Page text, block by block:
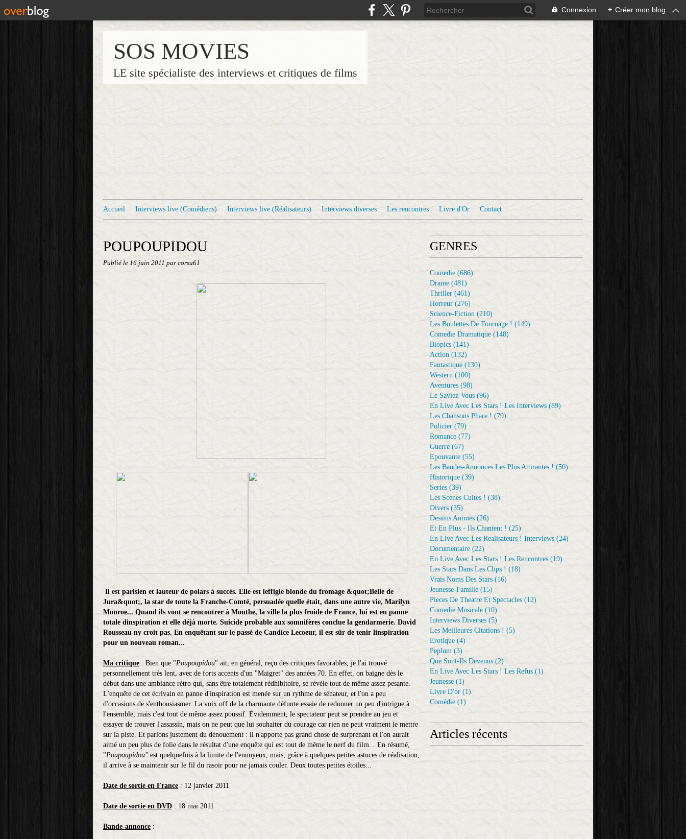
Connexion + Créer mon blog
SOS MOVIES
LE site spécialiste des interviews et critiques de films
Accueil Interviews live (Comédiens) Interviews live (Réalisateurs) Interviews diverses Les rencontres Livre d'Or Contact
POUPOUPIDOU
Publié le 16 juin 2011 par corsu61
Il est parisien et lauteur de polars à succès. Elle est leffigie blonde du fromage &quot;Belle de
Jura&quot;, la star de toute la Franche-Comté, persuadée quelle était, dans une autre vie, Marilyn
Monroe... Quand ils vont se rencontrer à Mouthe, la ville la plus froide de France, lui est en panne
totale dinspiration et elle déjà morte. Suicide probable aux somnifères conclue la gendarmerie. David
Rousseau ny croit pas. En enquêtant sur le passé de Candice Lecoeur, il est sûr de tenir linspiration
pour un nouveau roman...
Ma critique : Bien que "Poupoupidou" ait, en général, reçu des critiques favorables, je l'ai trouvé
personnellement très lent, avec de forts accents d'un "Maigret" des années 70. En effet, on baigne dès le
début dans une ambiance rétro qui, sans être totalement rédhibitoire, se révèle tout de même assez pesante.
L'enquête de cet écrivain en panne d'inspiration est menée sur un rythme de sénateur, et l'on a peu
d'occasions de s'enthousiasmer. La voix off de la charmante défunte essaie de redonner un peu d'intrigue à
l'ensemble, mais c'est tout de même assez poussif. Évidemment, le spectateur peut se prendre au jeu et
essayer de trouver l'assassin, mais on ne peut que lui souhaiter du courage car rien ne peut vraiment le mettre
sur la piste. Et parlons justement du dénouement : il n'apporte pas grand chose de surprenant et l'on aurait
aimé un peu plus de folie dans le résultat d'une enquête qui est tout de même le nerf du film... En résumé,
"Poupoupidou" est quelquefois à la limite de l'ennuyeux, mais, grâce à quelques petites astuces de réalisation,
il arrive à se maintenir sur le fil du rasoir pour ne jamais couler. Deux toutes petites étoiles...
Date de sortie en France : 12 janvier 2011
Date de sortie en DVD : 18 mai 2011
Bande-annonce :
GENRES
Comedie (686)
Drame (481)
Thriller (461)
Horreur (276)
Science-Fiction (210)
Les Boulettes De Tournage ! (149)
Comedie Dramatique (148)
Biopics (141)
Action (132)
Fantastique (130)
Western (100)
Aventures (98)
Le Saviez-Vous (96)
En Live Avec Les Stars ! Les Interviews (89)
Les Chansons Phare ! (79)
Policier (79)
Romance (77)
Guerre (67)
Epouvante (55)
Les Bandes-Annonces Les Plus Attirantes ! (50)
Historique (39)
Series (39)
Les Scenes Cultes ! (38)
Divers (35)
Dessins Animes (26)
Et En Plus - Ils Chantent ! (25)
En Live Avec Les Realisateurs ! Interviews (24)
Documentaire (22)
En Live Avec Les Stars ! Les Rencontres (19)
Les Stars Dans Les Clips ! (18)
Vrais Noms Des Stars (16)
Jeunesse-Famille (15)
Pieces De Theatre Et Spectacles (12)
Comedie Musicale (10)
Interviews Diverses (5)
Les Meilleures Citations ! (5)
Erotique (4)
Peplum (3)
Que Sont-Ils Devenus (2)
En Live Avec Les Stars ! Les Refus (1)
Jeunesse (1)
Livre D'or (1)
Comédie (1)
Articles récents